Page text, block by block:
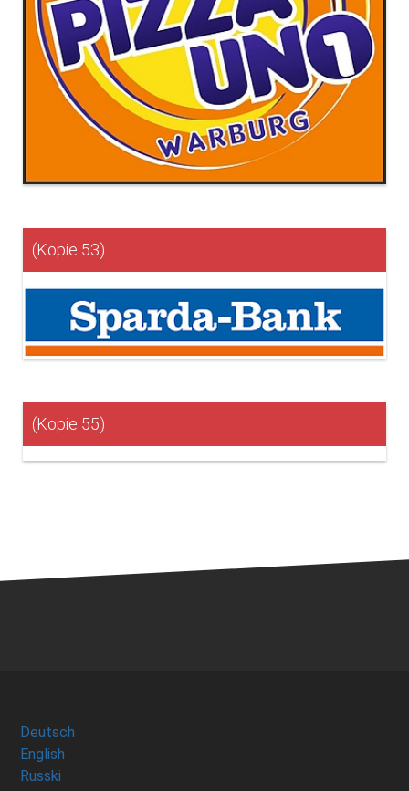
(Kopie 53)
(Kopie 55)
Deutsch
English
Russki